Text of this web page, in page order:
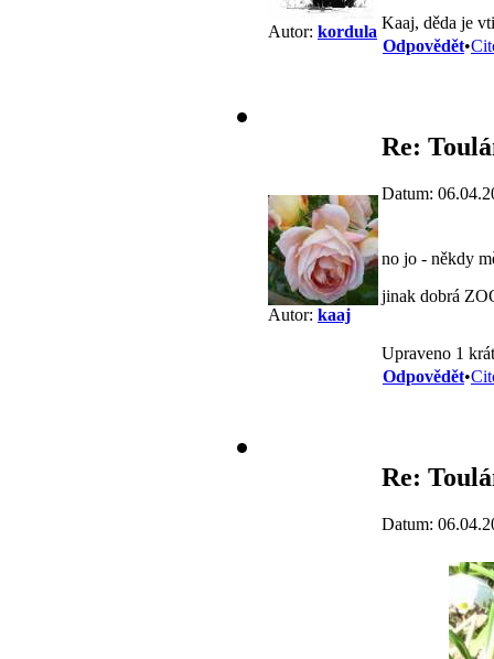
Autor: kordula Kaaj, děda je
Odpovědět•
Autor: kaaj
Re:
Datum:
no jo - někdy
jinak dobrá
Upraveno 1
Odpovědět•
Re:
Datum: